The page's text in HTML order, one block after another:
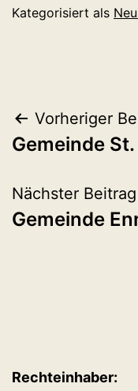
Kategorisiert als
Vorheriger
Gemeinde
Nächster Beitrag
Gemeinde
Rechteinhaber: